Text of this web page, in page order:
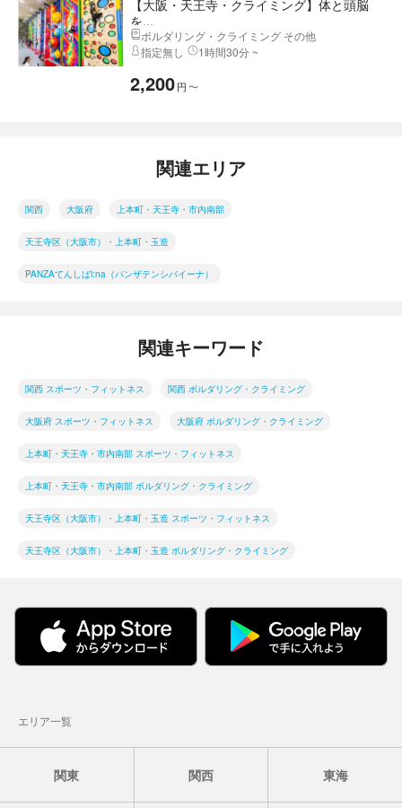
【大阪・天王寺・クライミング】体と頭脳
を...
ボルダリング・クライミング その他
指定無し
1時間30分 ~
2,200円 〜
関連エリア
関西 大阪府 上本町・天王寺・市内南部
天王寺区（大阪市）・上本町・玉造
PANZAてんしばi:na（パンザテンシバイーナ）
関連キーワード
関西 スポーツ・フィットネス 関西 ボルダリング・クライミング
大阪府 スポーツ・フィットネス 大阪府 ボルダリング・クライミング
上本町・天王寺・市内南部 スポーツ・フィットネス
上本町・天王寺・市内南部 ボルダリング・クライミング
天王寺区（大阪市）・上本町・玉造 スポーツ・フィットネス
天王寺区（大阪市）・上本町・玉造 ボルダリング・クライミング
エリア一覧
関東 関西 東海